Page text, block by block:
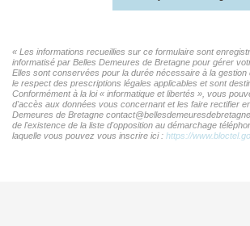
« Les informations recueillies sur ce formulaire sont
informatisé par Belles Demeures de Bretagne pour gérer
Elles sont conservées pour la durée nécessaire à la gestion
le respect des prescriptions légales applicables et sont
Conformément à la loi « informatique et libertés », vous
d'accès aux données vous concernant et les faire rectifier
Demeures de Bretagne
de l'existence de la liste d'opposition au démarchage
laquelle vous pouvez vous inscrire ici : https://